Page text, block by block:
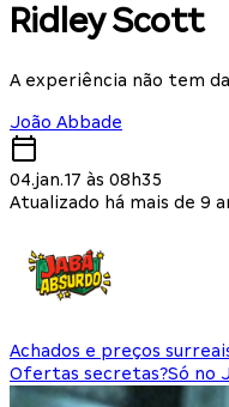
Ridley Scott
A experiência não tem
João Abbade
04.jan.17 às 08h35
Atualizado há mais de 9
Achados e preços
Ofertas secretas?Só no